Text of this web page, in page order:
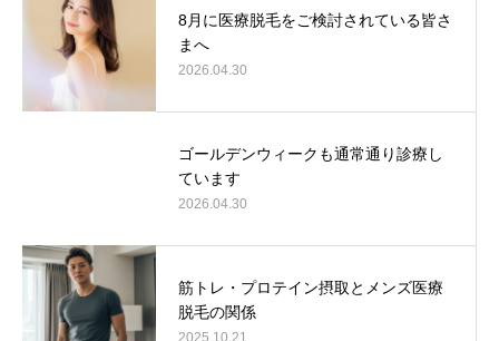
8月に医療脱毛をご検討されている皆さ
まへ
2026.04.30
ゴールデンウィークも通常通り診療し
ています
2026.04.30
筋トレ・プロテイン摂取とメンズ医療
脱毛の関係
2025.10.21